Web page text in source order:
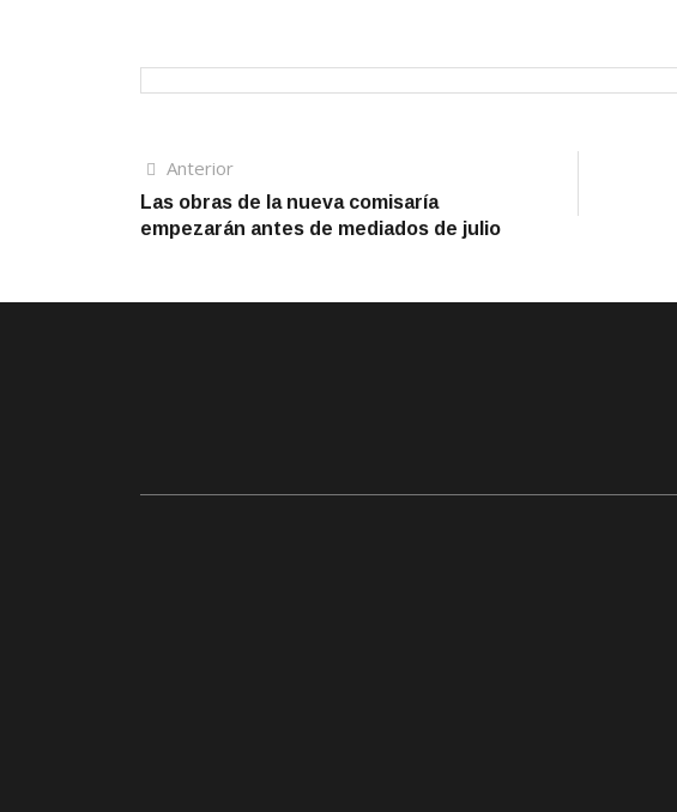
Navegación
de
AnteriorArtículo
anterior
Las obras de la nueva comisaría
empezarán antes de mediados de julio